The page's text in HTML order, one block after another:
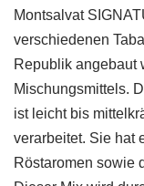
Montsalvat
verschiedenen
Republik angebaut
Mischungsmittels.
ist leicht bis
verarbeitet. Sie hat
Röstaromen sowie